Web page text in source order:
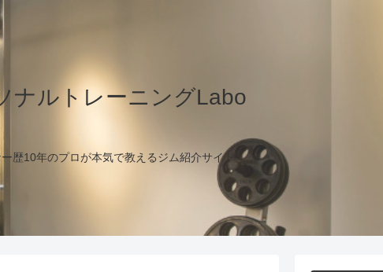
ナルトレーニングLabo
ー歴10年のプロが本気で教えるジム紹介サイト